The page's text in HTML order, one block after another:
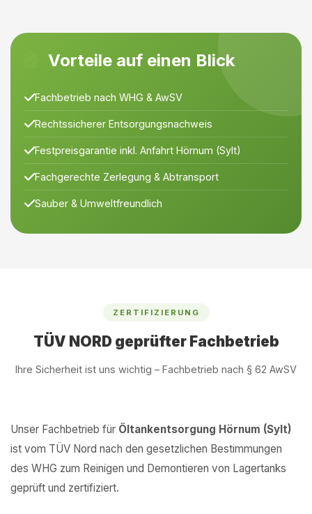
Vorteile auf einen Blick
Fachbetrieb nach WHG & AwSV
Rechtssicherer Entsorgungsnachweis
Festpreisgarantie inkl. Anfahrt Hörnum (Sylt)
Fachgerechte Zerlegung & Abtransport
Sauber & Umweltfreundlich
ZERTIFIZIERUNG
TÜV NORD geprüfter Fachbetrieb
Ihre Sicherheit ist uns wichtig – Fachbetrieb nach § 62 AwSV
Unser Fachbetrieb für Öltankentsorgung Hörnum (Sylt)
ist vom TÜV Nord nach den gesetzlichen Bestimmungen
des WHG zum Reinigen und Demontieren von Lagertanks
geprüft und zertifiziert.